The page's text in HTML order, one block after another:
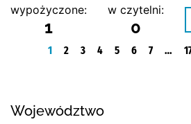
wypożyczone:
1
w czytelni:
0
1 2 3 4 5 6 7 …
Województwo